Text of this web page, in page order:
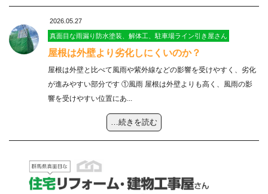
2026.05.27
真面目な雨漏り防水塗装、解体工、駐車場ライン引き屋さん
屋根は外壁より劣化しにくいのか？
屋根は外壁と比べて風雨や紫外線などの影響を受けやすく、劣化
が進みやすい部分です ①風雨 屋根は外壁よりも高く、風雨の影
響を受けやすい位置にあ...
…続きを読む